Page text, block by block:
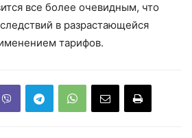
все более очевидным, что
в разрастающейся
тарифов.